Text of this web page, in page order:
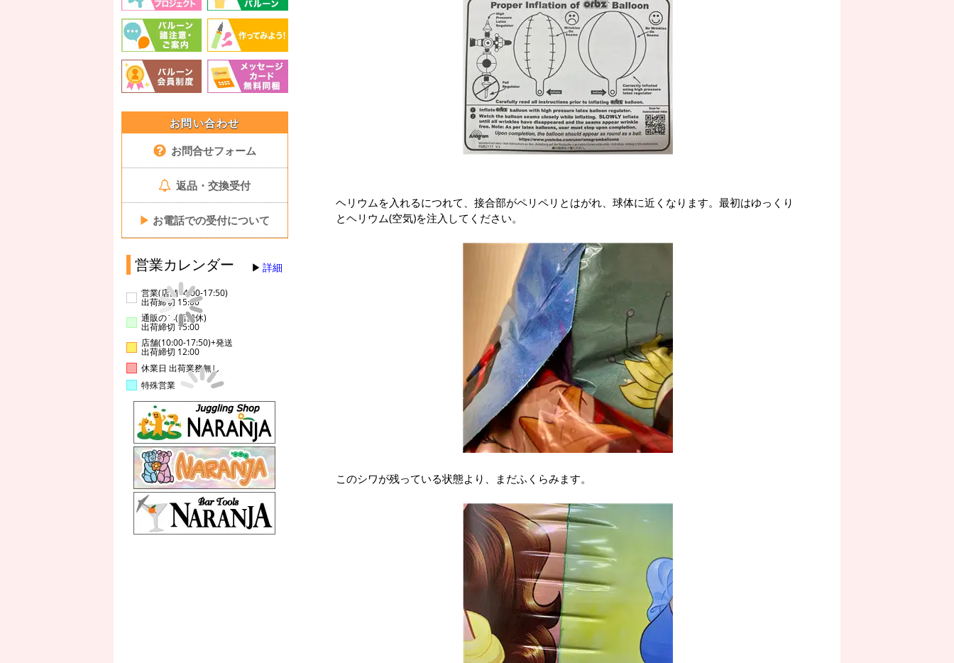
お問い合わせ
お問合せフォーム
返品・交換受付
▶ お電話での受付について
営業カレンダー 詳細
営業(店舗14:00-17:50)
出荷締切 15:00
通販のみ(店舗休)
出荷締切 15:00
店舗(10:00-17:50)+発送
出荷締切 12:00
休業日 出荷業務無し
特殊営業
ヘリウムを入れるにつれて、接合部がペリペリとはがれ、球体に近くなります。最初はゆっくり
とヘリウム(空気)を注入してください。
このシワが残っている状態より、まだふくらみます。